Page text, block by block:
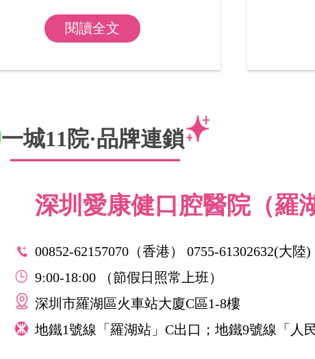
閱讀全文
一城11院·品牌連鎖
深圳愛康健口腔醫院（羅
00852-62157070（香港） 0755-61302632(大陸)
9:00-18:00 （節假日照常上班）
深圳市羅湖區火車站大廈C區1-8樓
地鐵1號線「羅湖站」C出口；地鐵9號線「人